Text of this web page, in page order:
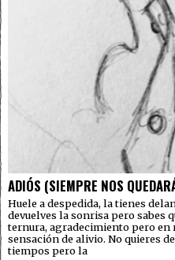
ADIÓS (SIEMPRE NOS
Huele a despedida, la tienes
devuelves la sonrisa pero sabes
ternura, agradecimiento pero en
sensación de alivio. No quieres
tiempos pero la